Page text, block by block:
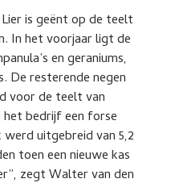
is geënt op de teelt
In het voorjaar ligt de
en geraniums,
De resterende negen
voor de teelt van
het bedrijf een forse
uitgebreid van 5,2
toen een nieuwe kas
zegt Walter van den